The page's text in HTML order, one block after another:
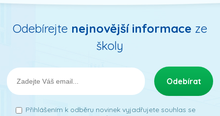
Odebírejte nejnovější informace ze
školy
Přihlášením k odběru novinek vyjadřujete souhlas se